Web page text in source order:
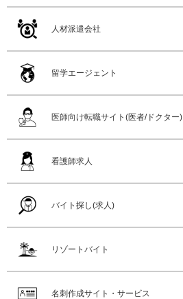
人材派遣会社
留学エージェント
医師向け転職サイト(医者/ドクター)
看護師求人
バイト探し(求人)
リゾートバイト
名刺作成サイト・サービス